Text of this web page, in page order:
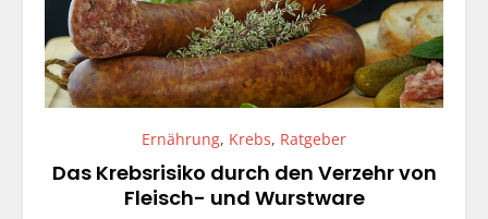
Ernährung, Krebs, Ratgeber
Das Krebsrisiko durch den Verzehr von
Fleisch- und Wurstware